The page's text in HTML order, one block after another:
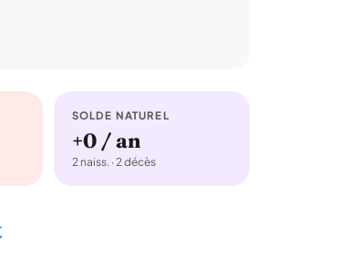
SOLDE NATUREL
+0 / an
2 naiss. · 2 décès